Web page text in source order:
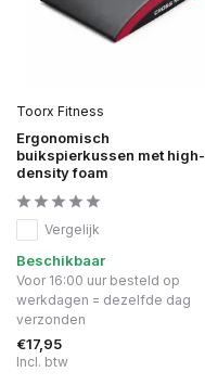
Toorx Fitness
Ergonomisch
buikspierkussen met high-
density foam
Vergelijk
Beschikbaar
Voor 16:00 uur besteld op
werkdagen = dezelfde dag
verzonden
€17,95
Incl. btw